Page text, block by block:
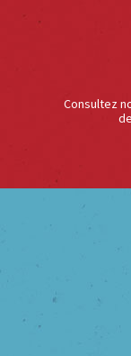
Consultez